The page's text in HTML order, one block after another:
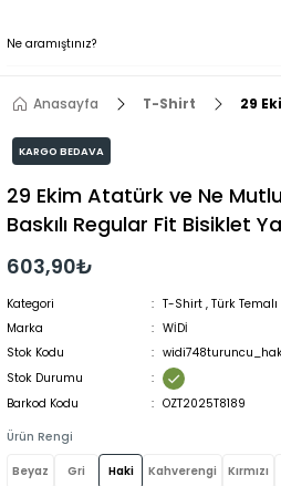
Anasayfa T-Shirt 29
KARGO BEDAVA
29 Ekim Atatürk ve Ne
Baskılı Regular Fit Bisiklet
603,90₺
Kategori T-Shirt , Türk Temalı
Marka
WİDİ
Stok Kodu
Stok Durumu
Barkod Kodu
OZT2025T8189
Ürün Rengi
Beyaz Gri Haki Kahverengi Kırmızı